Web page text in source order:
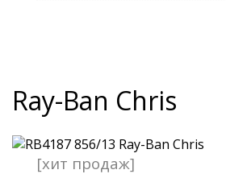
Ray-Ban Chris
[хит продаж]